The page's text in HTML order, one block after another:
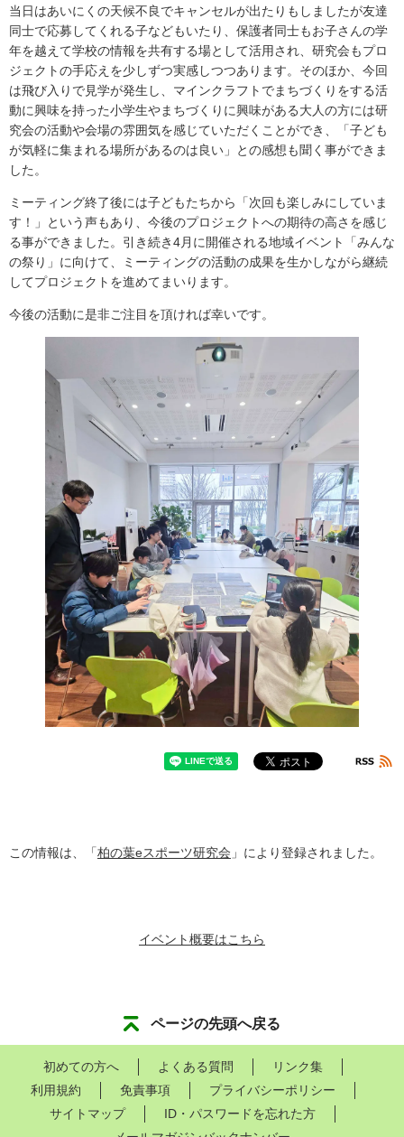
当日はあいにくの天候不良でキャンセルが出たりもしましたが友達
同士で応募してくれる子などもいたり、保護者同士もお子さんの学
年を越えて学校の情報を共有する場として活用され、研究会もプロ
ジェクトの手応えを少しずつ実感しつつあります。そのほか、今回
は飛び入りで見学が発生し、マインクラフトでまちづくりをする活
動に興味を持った小学生やまちづくりに興味がある大人の方には研
究会の活動や会場の雰囲気を感じていただくことができ、「子ども
が気軽に集まれる場所があるのは良い」との感想も聞く事ができま
した。
ミーティング終了後には子どもたちから「次回も楽しみにしていま
す！」という声もあり、今後のプロジェクトへの期待の高さを感じ
る事ができました。引き続き4月に開催される地域イベント「みんな
の祭り」に向けて、ミーティングの活動の成果を生かしながら継続
してプロジェクトを進めてまいります。
今後の活動に是非ご注目を頂ければ幸いです。
この情報は、「柏の葉eスポーツ研究会 」により登録されました。
イベント概要はこちら
ページの先頭へ戻る
初めての方へ よくある質問
リンク集
利用規約
免責事項
プライバシーポリシー
サイトマップ
ID・パスワードを忘れた方